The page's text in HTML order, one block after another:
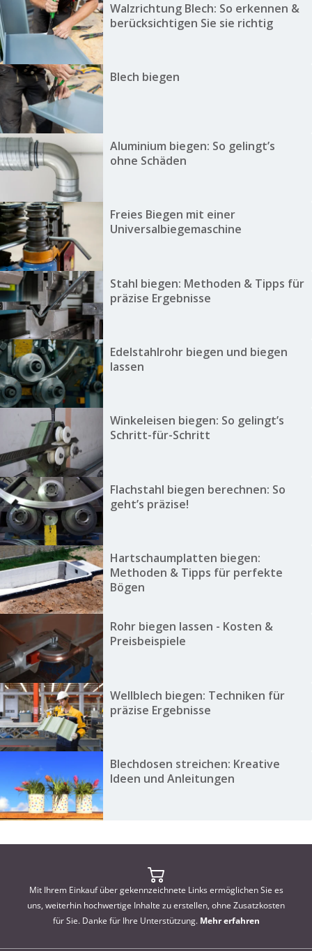
Walzrichtung Blech: So erkennen &
berücksichtigen Sie sie richtig
Blech biegen
Aluminium biegen: So gelingt’s
ohne Schäden
Freies Biegen mit einer
Universalbiegemaschine
Stahl biegen: Methoden & Tipps für
präzise Ergebnisse
Edelstahlrohr biegen und biegen
lassen
Winkeleisen biegen: So gelingt’s
Schritt-für-Schritt
Flachstahl biegen berechnen: So
geht’s präzise!
Hartschaumplatten biegen:
Methoden & Tipps für perfekte
Bögen
Rohr biegen lassen - Kosten &
Preisbeispiele
Wellblech biegen: Techniken für
präzise Ergebnisse
Blechdosen streichen: Kreative
Ideen und Anleitungen
Mit Ihrem Einkauf über gekennzeichnete Links ermöglichen Sie es
uns, weiterhin hochwertige Inhalte zu erstellen, ohne Zusatzkosten
für Sie. Danke für Ihre Unterstützung. Mehr erfahren